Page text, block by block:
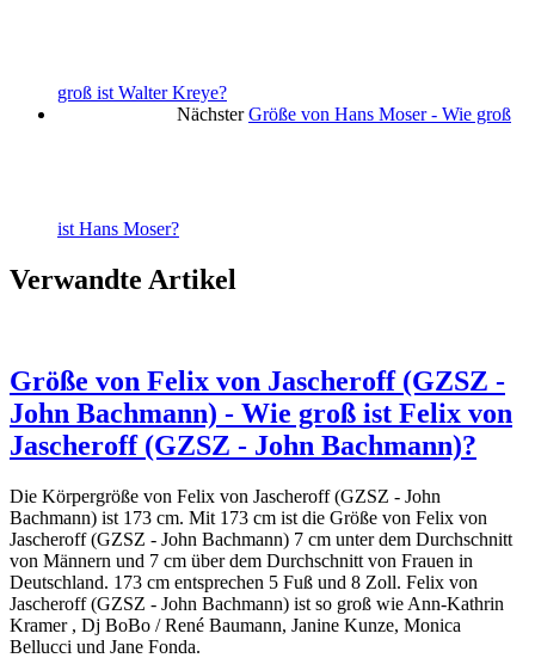
groß ist Walter Kreye?
Nächster Größe von Hans Moser - Wie groß
ist Hans Moser?
Verwandte Artikel
Größe von Felix von Jascheroff (GZSZ -
John Bachmann) - Wie groß ist Felix von
Jascheroff (GZSZ - John Bachmann)?
Die Körpergröße von Felix von Jascheroff (GZSZ - John
Bachmann) ist 173 cm. Mit 173 cm ist die Größe von Felix von
Jascheroff (GZSZ - John Bachmann) 7 cm unter dem Durchschnitt
von Männern und 7 cm über dem Durchschnitt von Frauen in
Deutschland. 173 cm entsprechen 5 Fuß und 8 Zoll. Felix von
Jascheroff (GZSZ - John Bachmann) ist so groß wie Ann-Kathrin
Kramer , Dj BoBo / René Baumann, Janine Kunze, Monica
Bellucci und Jane Fonda.